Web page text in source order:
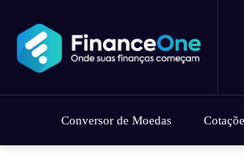
Conversor de Moedas